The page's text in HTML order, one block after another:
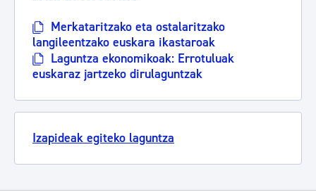
Merkataritzako eta ostalaritzako
langileentzako euskara ikastaroak
Laguntza ekonomikoak: Errotuluak
euskaraz jartzeko dirulaguntzak
Izapideak egiteko laguntza